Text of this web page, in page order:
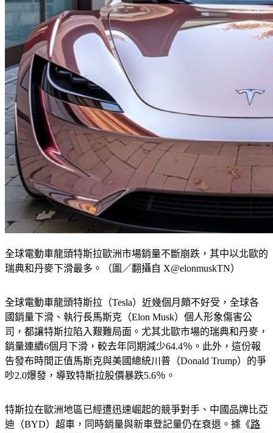
瑞典和丹麥下滑最多。（圖／翻攝自 X@elonmuskTN）
國銷量下滑、執行長馬斯克（Elon Musk）個人形象傷害公
司，都讓特斯拉陷入艱難局面。尤其北歐市場的瑞典和丹麥，
銷量連續6個月下滑，較去年同期減少64.4％。此外，這份報
告發布時間正值馬斯克與美國總統川普（Donald Trump）的爭
吵2.0爆發，導致特斯拉股價暴跌5.6％。
迪（BYD）超車，同時銷量與新車登記量仍在衰退。據《路
透，Reuters
》報導，特斯拉在北歐地區的瑞典和丹麥，銷量連